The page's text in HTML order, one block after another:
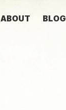
ABOUT BLOG